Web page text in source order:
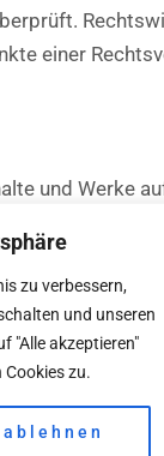
zu verbessern,
und unseren
"Alle akzeptieren"
Cookies zu.
einer
und Werke
gestattet.
Betreiber